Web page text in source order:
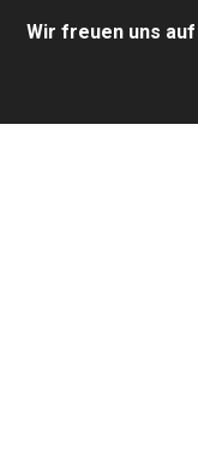
Wir freuen uns